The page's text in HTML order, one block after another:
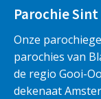
Parochie
Onze
parochies van
de regio Gooi-
dekenaat